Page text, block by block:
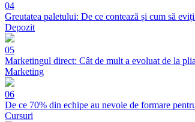
04
Greutatea paletului: De ce contează și cum să
Depozit
05
Marketingul direct: Cât de mult a evoluat de la
Marketing
06
De ce 70% din echipe au nevoie de formare
Cursuri